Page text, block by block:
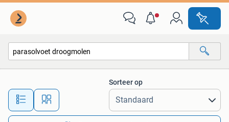
Alle afstanden…
Sorteer op